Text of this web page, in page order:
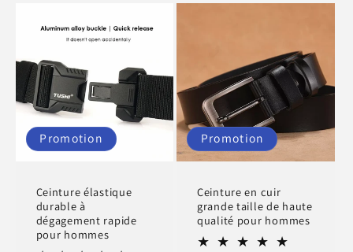
Promotion
Ceinture élastique
durable à
dégagement rapide
pour hommes
Promotion
Ceinture en cuir
grande taille de haute
qualité pour hommes